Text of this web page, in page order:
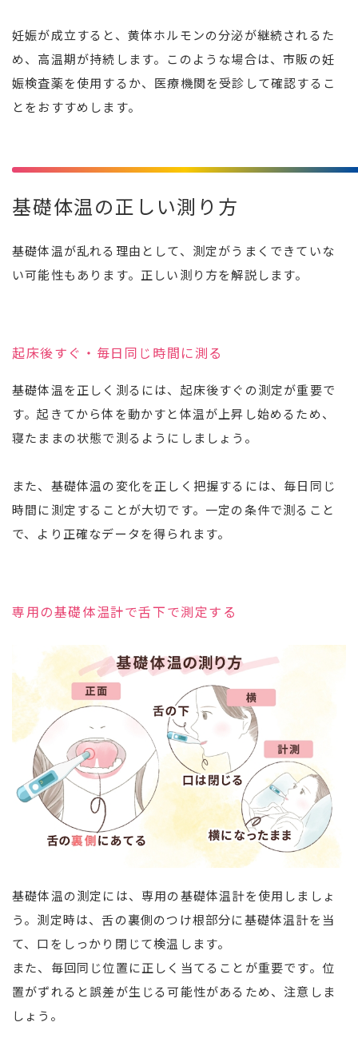
妊娠が成立すると、黄体ホルモンの分泌が継続されるた
め、高温期が持続します。このような場合は、市販の妊
娠検査薬を使用するか、医療機関を受診して確認するこ
とをおすすめします。
基礎体温の正しい測り方
基礎体温が乱れる理由として、測定がうまくできていな
い可能性もあります。正しい測り方を解説します。
起床後すぐ・毎日同じ時間に測る
基礎体温を正しく測るには、起床後すぐの測定が重要で
す。起きてから体を動かすと体温が上昇し始めるため、
寝たままの状態で測るようにしましょう。
また、基礎体温の変化を正しく把握するには、毎日同じ
時間に測定することが大切です。一定の条件で測ること
で、より正確なデータを得られます。
専用の基礎体温計で舌下で測定する
基礎体温の測定には、専用の基礎体温計を使用しましょ
う。測定時は、舌の裏側のつけ根部分に基礎体温計を当
て、口をしっかり閉じて検温します。
また、毎回同じ位置に正しく当てることが重要です。位
置がずれると誤差が生じる可能性があるため、注意しま
しょう。